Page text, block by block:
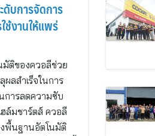
ดับการจัดการ
ช้งานให้แพร่
ติของควอลีช่วย
ลสำเร็จในการ
ารลดความซับ
ล์มชาร์ตส์ ควอลี
งพื้นฐานอัตโนมัติ